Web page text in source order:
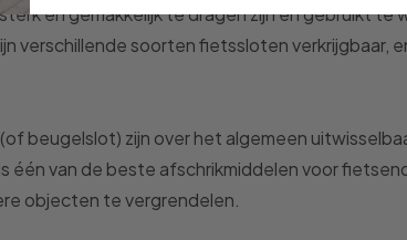
en gemakkelijk te dragen zijn en gebruikt te
verschillende soorten fietssloten verkrijgbaar,
beugelslot) zijn over het algemeen
één van de beste afschrikmiddelen voor
objecten te vergrendelen.